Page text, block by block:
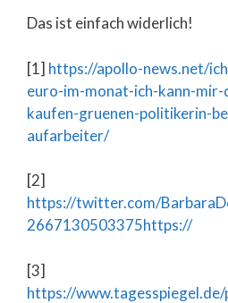
Das ist einfach widerlich!
[1] https://apollo-news.net/
euro-im-monat-ich-kann-
kaufen-gruenen-politikerin-
aufarbeiter/
[2]
https://twitter.com/
2667130503375https://
[3]
https://